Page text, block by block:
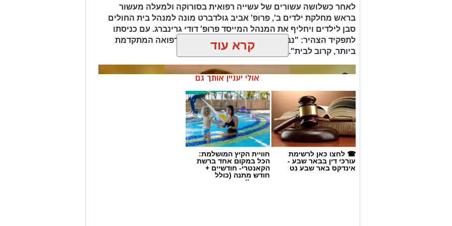
לאחר כשלושה עשורים של עשייה רפואית בסורוקה ולמעלה מעשור
בראש מחלקת ילדים ב', פרופ' אביב גולדברט מונה למנהל בית החולים
סבן לילדים ויחליף את המנהל המייסד פרופ' דודי גרינברג. עם כניסתו
לתפקיד הצהיר: "נבטיח שכל ילד וילדה בנגב יזכו לרפואה המתקדמת
ביותר, קרוב לבית".
קרא עוד
אולי יעניין אותך גם
☎ לחצו כאן לרשימת
עורכי דין בבאר שבע -
אינדקס באר שבע נט
חוויית הקיץ המושלמת:
הכל במקום אחד ברשת
הקאנטרי- חודשיים +
חודש מתנה (כולל
החגים!)